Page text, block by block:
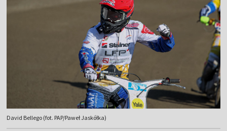
David Bellego (fot. PAP/Paweł Jaskółka)